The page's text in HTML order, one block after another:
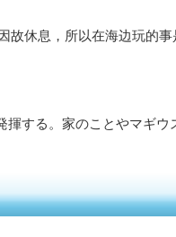
故休息，所以在海边玩的事
揮する。家のことやマギウ